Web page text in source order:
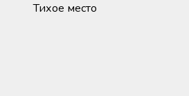
Тихое место